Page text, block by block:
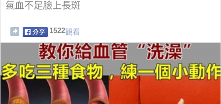
氣血不足臉上長斑
1522觀看